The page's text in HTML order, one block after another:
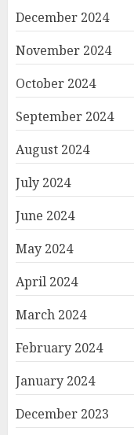
December 2024
November 2024
October 2024
September 2024
August 2024
July 2024
June 2024
May 2024
April 2024
March 2024
February 2024
January 2024
December 2023